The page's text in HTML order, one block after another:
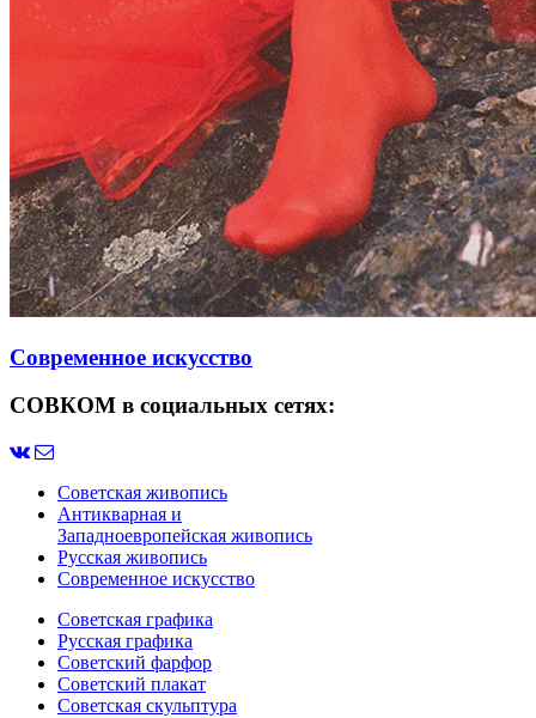
Современное искусство
СОВКОМ в социальных сетях:
Советская живопись
Антикварная и
Западноевропейская живопись
Русская живопись
Современное искусство
Советская графика
Русская графика
Советский фарфор
Советский плакат
Советская скульптура